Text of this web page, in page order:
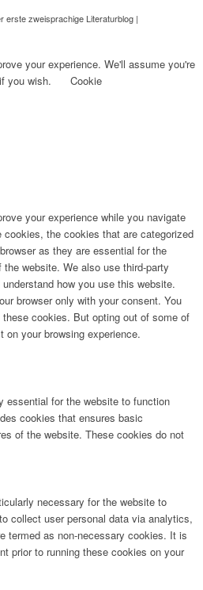
erste zweisprachige Literaturblog |
your experience. We'll assume you're
you wish.
Cookie
your experience while you navigate
the cookies that are categorized
as they are essential for the
website. We also use third-party
how you use this website.
browser only with your consent. You
cookies. But opting out of some of
your browsing experience.
essential for the website to function
cookies that ensures basic
of the website. These cookies do not
necessary for the website to
collect user personal data via analytics,
termed as non-necessary cookies. It is
prior to running these cookies on your